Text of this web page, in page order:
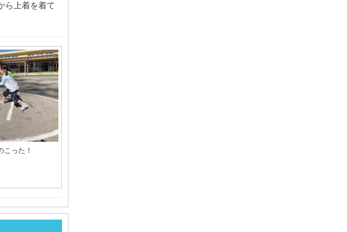
ら上着を着て
こった！